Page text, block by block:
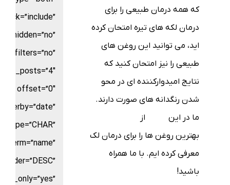
که همه درمان طبیعی را برای
درمان لکه های تیره امتحان کرده
اید، می توانید این روغن های
طبیعی را نیز امتحان کنید که
نتایج امیدوارکننده ای در محو
شدن رنگدانه های صورت دارند.
ما در این
از
بهترین روغن ها را برای درمان لک
معرفی کرده ایم. با ما همراه
باشید!
filters=”no”
offset=”0″
orderby=”date”
order=”DESC”